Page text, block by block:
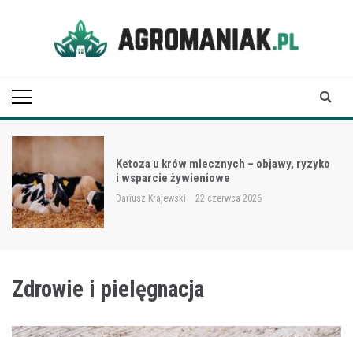
Ketoza u krów mlecznych – objawy, ryzyko
i wsparcie żywieniowe
Dariusz Krajewski 22 czerwca 2026
Zdrowie i pielęgnacja